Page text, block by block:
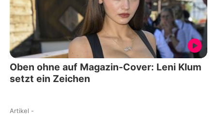
Oben ohne auf Magazin-Cover: Leni Klum
setzt ein Zeichen
Artikel -